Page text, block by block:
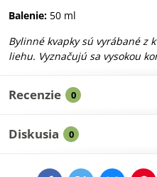
Balenie: 50 ml
Bylinné kvapky sú vyrábané z
liehu. Vyznačujú sa vysokou
Recenzie 0
Diskusia 0